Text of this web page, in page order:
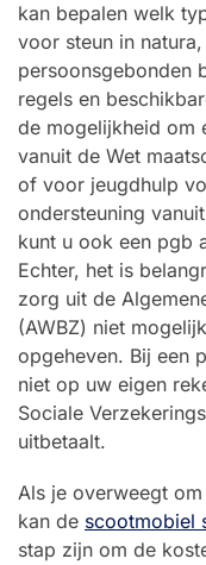
kan bepalen welk
voor steun in
persoonsgebonden
regels en
de mogelijkheid om
vanuit de Wet
of voor jeugdhulp
ondersteuning
kunt u ook een pgb
Echter, het is
zorg uit de
(AWBZ) niet
opgeheven. Bij een
niet op uw eigen
Sociale
uitbetaalt.
Als je overweegt
kan de scootmobiel
stap zijn om de